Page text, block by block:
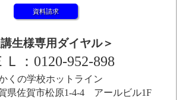
資料請求
講生様専用ダイヤル＞
Ｌ：0120-952-898
くの学校ホットライン
県佐賀市松原1-4-4 アールビル1F